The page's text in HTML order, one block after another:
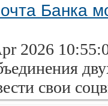
Банка
2026
свои